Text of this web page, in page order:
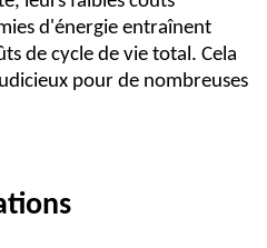
d'énergie entraînent
de cycle de vie total. Cela
pour de nombreuses